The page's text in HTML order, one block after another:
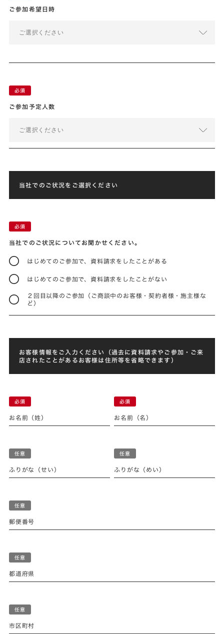
ご参加希望日時
ご選択ください
ご参加予定人数
ご選択ください
当社でのご状況をご選択ください
当社でのご状況についてお聞かせください。
はじめてのご参加で、資料請求をしたことがある
はじめてのご参加で、資料請求をしたことがない
２回目以降のご参加（ご商談中のお客様・契約者様・施主様な
ど）
お客様情報をご入力ください（過去に資料請求やご参加・ご来
店されたことがあるお客様は住所等を省略できます）
お名前（姓） お名前（名）
ふりがな（せい） ふりがな（めい）
郵便番号
都道府県
市区町村